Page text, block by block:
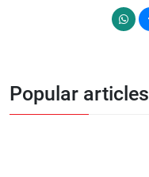
Popular articles